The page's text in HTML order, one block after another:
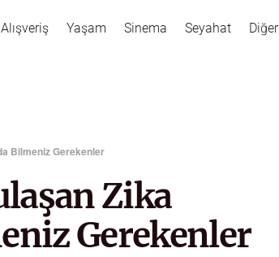
Alışveriş Yaşam Sinema Seyahat Diğer
Bilmeniz Gerekenler
Zika
Gerekenler